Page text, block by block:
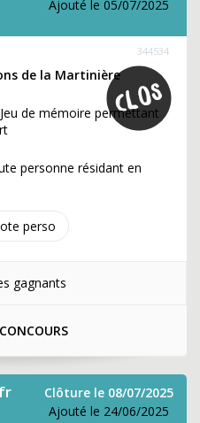
Ajouté le 05/07/2025
perso
344534
de la Martinière
de mémoire permettant
personne résidant en
gagnants
Clôture le 08/07/2025
Ajouté le 24/06/2025